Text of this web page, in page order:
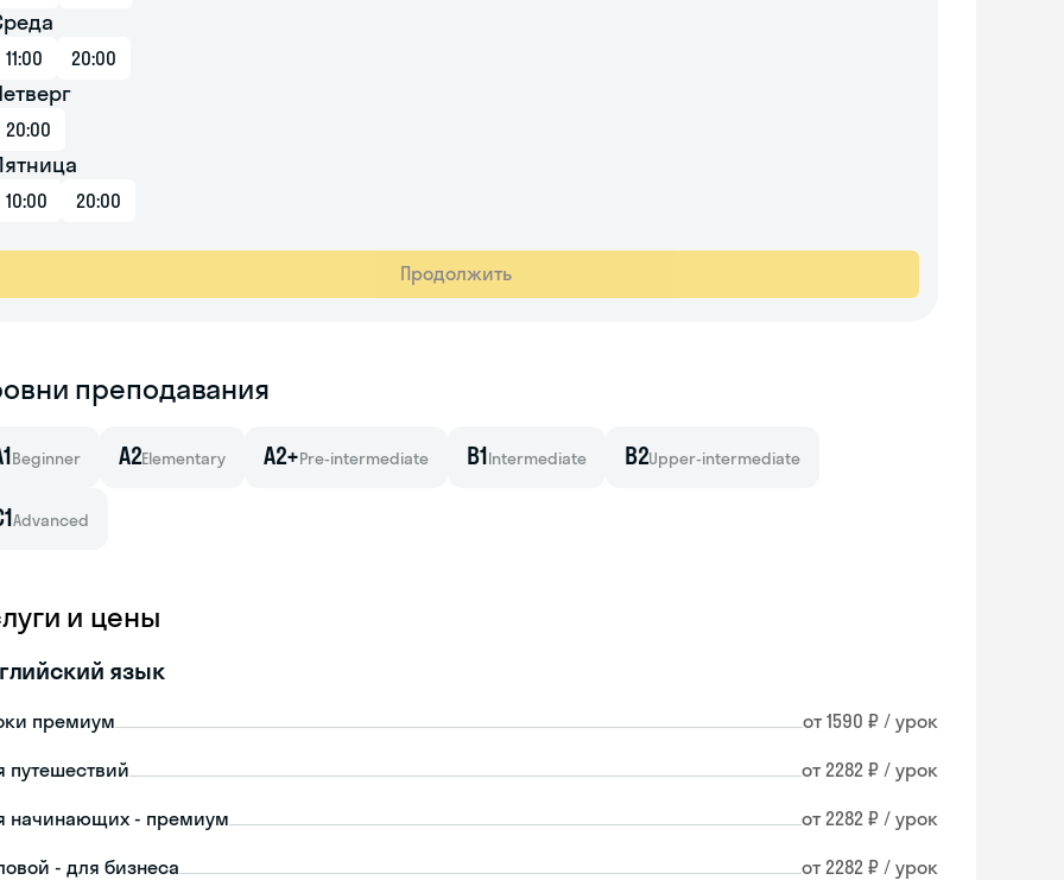
11:00 20:00
20:00
10:00 20:00
Продолжить
преподавания
Beginner A2Elementary A2+Pre-intermediate B1Intermediate B2Upper-intermediate
Advanced
и цены
язык
премиум от 1590 ₽ / урок
путешествий от 2282 ₽ / урок
начинающих - премиум от 2282 ₽ / урок
- для бизнеса от 2282 ₽ / урок